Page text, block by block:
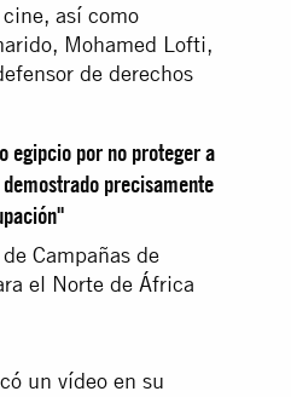
así como
Mohamed Lofti,
de derechos
egipcio por no proteger a
precisamente
Campañas de
el Norte de África
un vídeo en su